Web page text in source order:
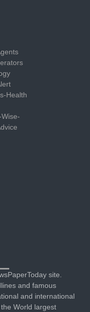
Health
site.
and famous
and international
World largest